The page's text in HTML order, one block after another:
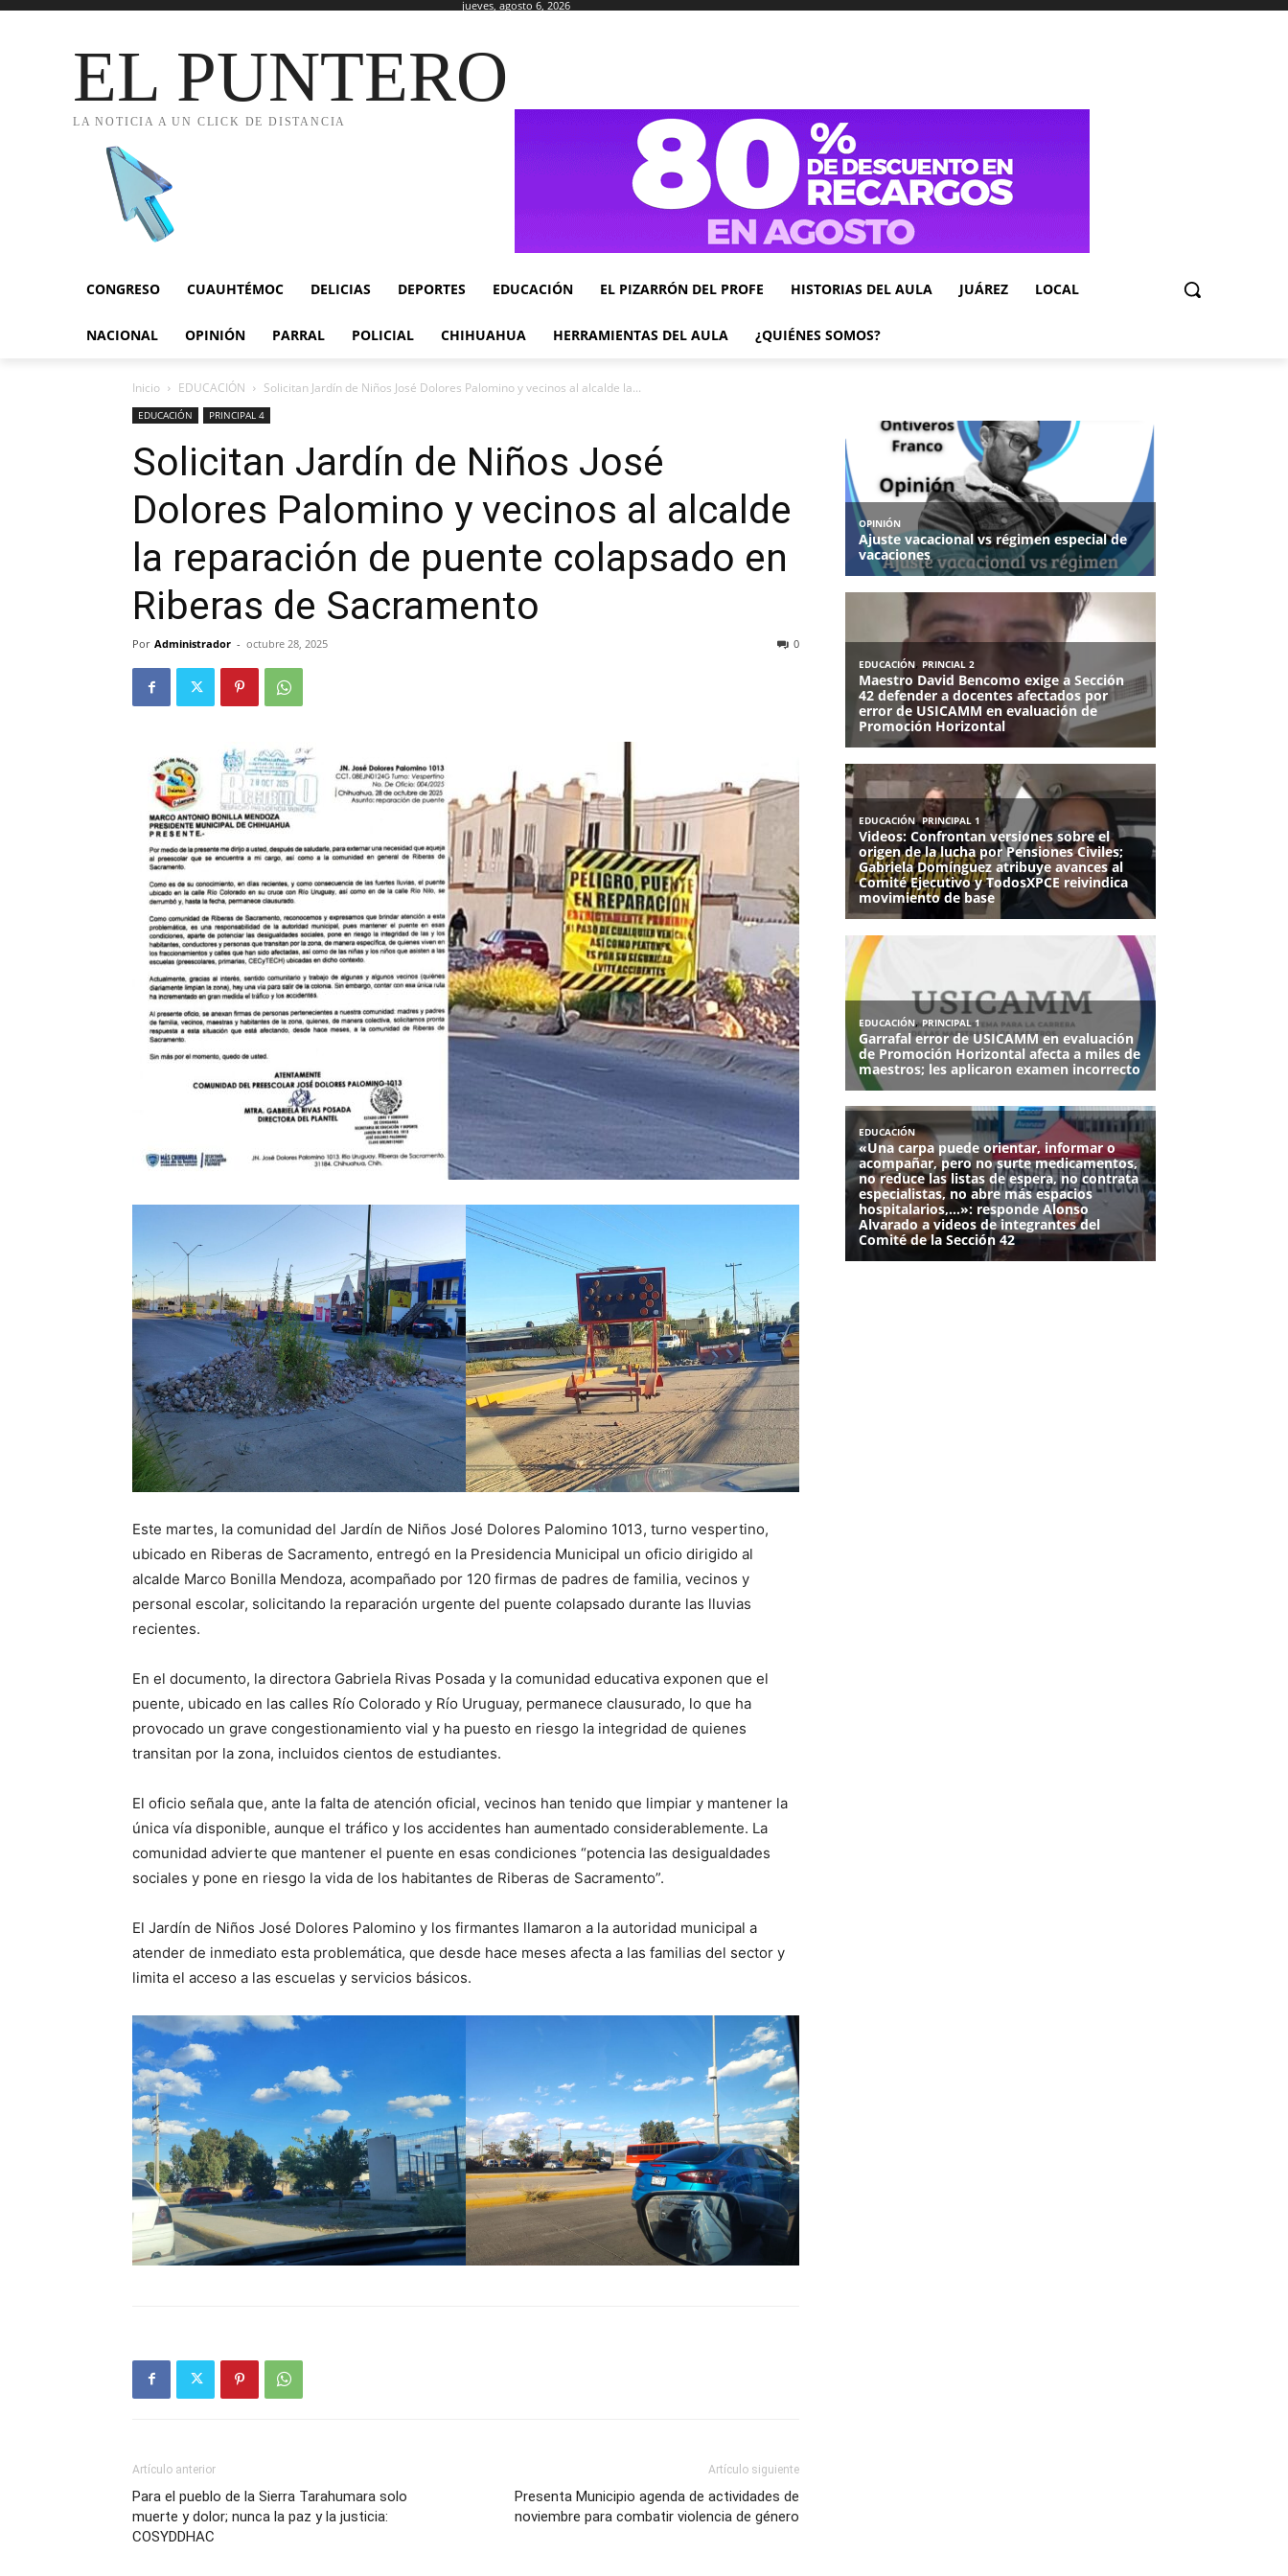
jueves, agosto 6, 2026
EL PUNTERO
LA NOTICIA A UN CLICK DE DISTANCIA
CONGRESO CUAUHTÉMOC DELICIAS DEPORTES EDUCACIÓN EL PIZARRÓN DEL PROFE HISTORIAS DEL AULA JUÁREZ LOCAL
NACIONAL OPINIÓN PARRAL POLICIAL CHIHUAHUA HERRAMIENTAS DEL AULA ¿QUIÉNES SOMOS?
Inicio EDUCACIÓN Solicitan Jardín de Niños José Dolores Palomino y vecinos al alcalde la...
EDUCACIÓN PRINCIPAL 4
Solicitan Jardín de Niños José
Dolores Palomino y vecinos al alcalde
la reparación de puente colapsado en
Riberas de Sacramento
Por Administrador - octubre 28, 2025 0
Este martes, la comunidad del Jardín de Niños José Dolores Palomino 1013, turno vespertino,
ubicado en Riberas de Sacramento, entregó en la Presidencia Municipal un oficio dirigido al
alcalde Marco Bonilla Mendoza, acompañado por 120 firmas de padres de familia, vecinos y
personal escolar, solicitando la reparación urgente del puente colapsado durante las lluvias
recientes.
En el documento, la directora Gabriela Rivas Posada y la comunidad educativa exponen que el
puente, ubicado en las calles Río Colorado y Río Uruguay, permanece clausurado, lo que ha
provocado un grave congestionamiento vial y ha puesto en riesgo la integridad de quienes
transitan por la zona, incluidos cientos de estudiantes.
El oficio señala que, ante la falta de atención oficial, vecinos han tenido que limpiar y mantener la
única vía disponible, aunque el tráfico y los accidentes han aumentado considerablemente. La
comunidad advierte que mantener el puente en esas condiciones “potencia las desigualdades
sociales y pone en riesgo la vida de los habitantes de Riberas de Sacramento”.
El Jardín de Niños José Dolores Palomino y los firmantes llamaron a la autoridad municipal a
atender de inmediato esta problemática, que desde hace meses afecta a las familias del sector y
limita el acceso a las escuelas y servicios básicos.
Artículo anterior
Para el pueblo de la Sierra Tarahumara solo
muerte y dolor; nunca la paz y la justicia:
COSYDDHAC
Artículo siguiente
Presenta Municipio agenda de actividades de
noviembre para combatir violencia de género